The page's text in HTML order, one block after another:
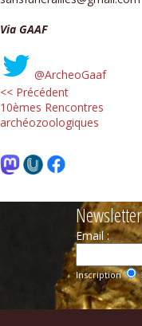
Via GAAF
@ArcheoGaaf
<< Précédent
10èmes Rencontres
archéozoologiques
Newsletter
Email :
Inscription